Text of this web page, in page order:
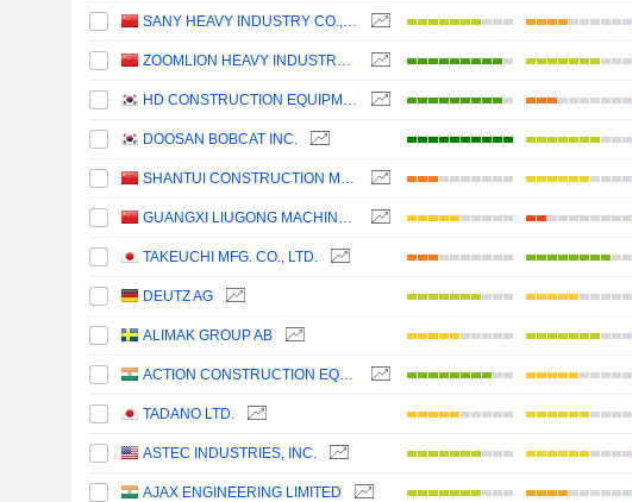
SANY HEAVY INDUSTRY CO.,LTD
ZOOMLION HEAVY INDUSTRY SCIENCE AND TECHNOLOGY CO., LTD.
HD CONSTRUCTION EQUIPMENT CO., LTD.
DOOSAN BOBCAT INC.
SHANTUI CONSTRUCTION MACHINERY CO., LTD.
GUANGXI LIUGONG MACHINERY CO., LTD.
TAKEUCHI MFG. CO., LTD.
DEUTZ AG
ALIMAK GROUP AB
ACTION CONSTRUCTION EQUIPMENT LIMITED
TADANO LTD.
ASTEC INDUSTRIES, INC.
AJAX ENGINEERING LIMITED